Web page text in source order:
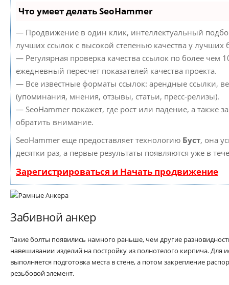
Что умеет делать SeoHammer
— Продвижение в один клик, интеллектуальный
лучших ссылок с высокой степенью качества у лучших
— Регулярная проверка качества ссылок по более чем
ежедневный пересчет показателей качества проекта.
— Все известные форматы ссылок: арендные ссылки,
(упоминания, мнения, отзывы, статьи, пресс-релизы).
— SeoHammer покажет, где рост или падение, а также
обратить внимание.
SeoHammer еще предоставляет технологию Буст, она
десятки раз, а первые результаты появляются уже в
Зарегистрироваться и Начать продвижение
Забивной анкер
Такие болты появились намного раньше, чем другие
навешивании изделий на постройку из полнотелого кирпича. Для
выполняется подготовка места в стене, а потом закрепление
резьбовой элемент.